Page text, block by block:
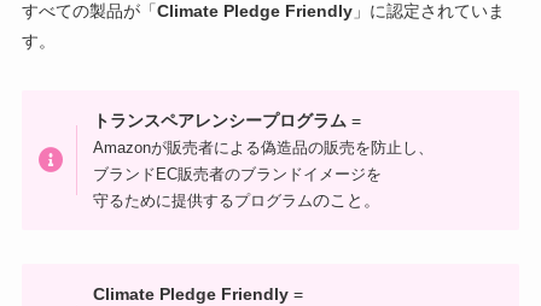
すべての製品が「Climate Pledge Friendly」に認定されていま
す。
トランスペアレンシープログラム =
Amazonが販売者による偽造品の販売を防止し、
ブランドEC販売者のブランドイメージを
守るために提供するプログラムのこと。
Climate Pledge Friendly =